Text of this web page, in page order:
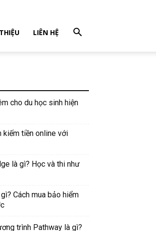
LIÊN HỆ
cho du học sinh hiện
kiếm tiền online với
là gì? Học và thi như
Cách mua bảo hiểm
trình Pathway là gì?